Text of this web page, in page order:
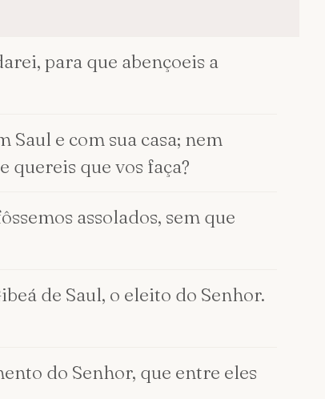
para que abençoeis a
e com sua casa; nem
quereis que vos faça?
assolados, sem que
de Saul, o eleito do Senhor.
do Senhor, que entre eles